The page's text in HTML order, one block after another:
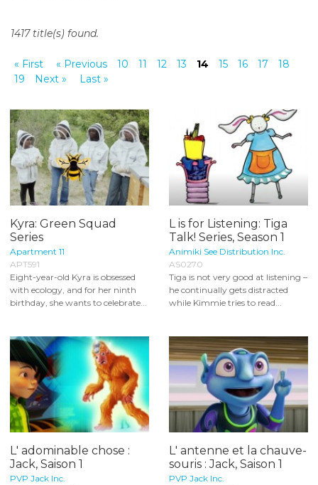
t
n
1417 title(s) found.
« First « Previous 10 11 12 13 14 15 16 17
18
19
Next » Last »
Kyra: Green Squad
Series
Apartment 11
APT591
Eight-year-old Kyra is obsessed
with ecology, and for her ninth
birthday, she wants to celebrate...
L is for Listening: Tiga
Talk! Series, Season 1
Animiki See Distribution Inc.
AS0270
Tiga is not very good at listening –
he continually gets distracted
while Kimmie tries to read...
L' adominable chose :
Jack, Saison 1
PVP Jack Inc.
L' antenne et la chauve-
souris : Jack, Saison 1
PVP Jack Inc.